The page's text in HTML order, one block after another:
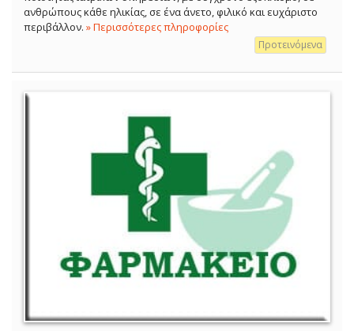
ανθρώπους κάθε ηλικίας, σε ένα άνετο, φιλικό και ευχάριστο
περιβάλλον. » Περισσότερες πληροφορίες
Προτεινόμενα